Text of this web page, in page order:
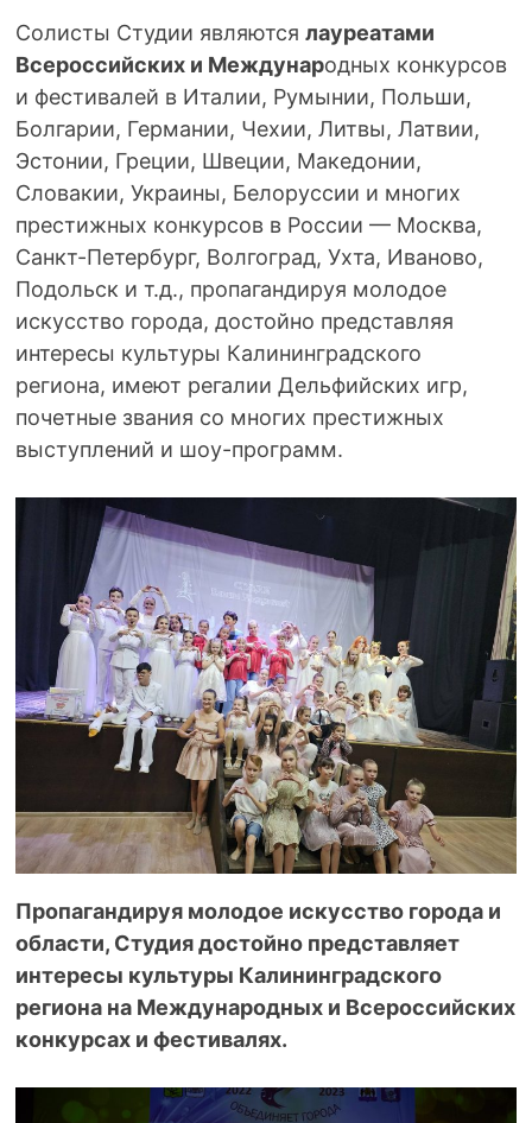
Солисты Студии являются лауреатами
Всероссийских и Международных конкурсов
и фестивалей в Италии, Румынии, Польши,
Болгарии, Германии, Чехии, Литвы, Латвии,
Эстонии, Греции, Швеции, Македонии,
Словакии, Украины, Белоруссии и многих
престижных конкурсов в России — Москва,
Санкт-Петербург, Волгоград, Ухта, Иваново,
Подольск и т.д., пропагандируя молодое
искусство города, достойно представляя
интересы культуры Калининградского
региона, имеют регалии Дельфийских игр,
почетные звания со многих престижных
выступлений и шоу-программ.
Пропагандируя молодое искусство города и
области, Студия достойно представляет
интересы культуры Калининградского
региона на Международных и Всероссийских
конкурсах и фестивалях.